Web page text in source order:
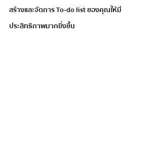
สร้างและจัดการ To-do list ของคุณให้มี
ประสิทธิภาพมากยิ่งขึ้น